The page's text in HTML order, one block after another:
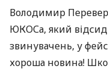
Володимир
ЮКОСа, який
звинувачень, у
хороша новина!